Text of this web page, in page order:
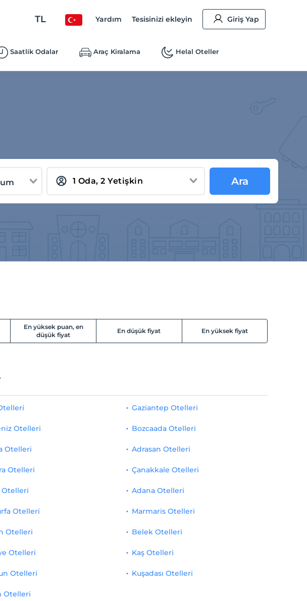
TL Yardım Tesisinizi ekleyin Giriş Yap
Saatlik Odalar Araç Kiralama Helal Oteller
Ara
En yüksek puan, en
düşük fiyat
En düşük fiyat En yüksek fiyat
Otelleri
Otelleri
Otelleri
Otelleri
Gaziantep Otelleri
Bozcaada Otelleri
Adrasan Otelleri
Çanakkale Otelleri
Adana Otelleri
Otelleri
Otelleri
Otelleri
Otelleri
Otelleri
Marmaris Otelleri
Belek Otelleri
Kaş Otelleri
Kuşadası Otelleri